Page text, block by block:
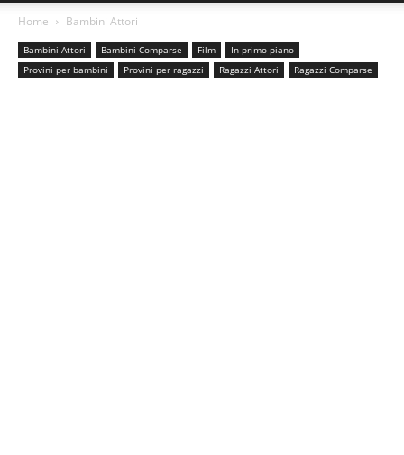
Home Bambini Attori
Bambini Attori Bambini Comparse Film
In primo piano
Provini per bambini
Provini per ragazzi Ragazzi Attori Ragazzi Comparse